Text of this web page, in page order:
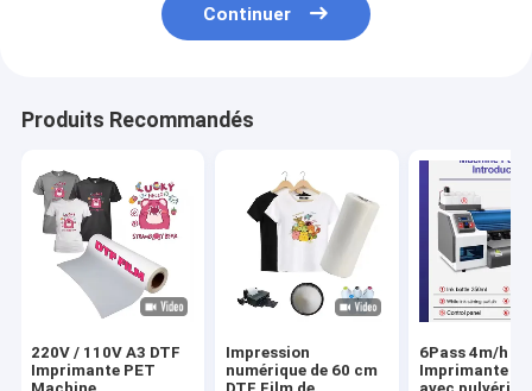
Continuer
Produits Recommandés
220V / 110V A3 DTF
Imprimante PET
Impression
numérique de 60 cm
6Pass 4m/h
Imprimante